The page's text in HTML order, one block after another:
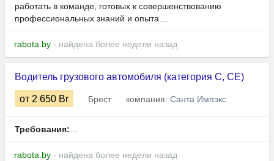
работать в команде, готовых к совершенствованию
профессиональных знаний и опыта....
rabota.by - найдена более недели назад
Водитель грузового автомобиля (категория С, СЕ)
от 2 650 Br Брест компания: Санта Импэкс
Требования:...
rabota.by - найдена более недели назад